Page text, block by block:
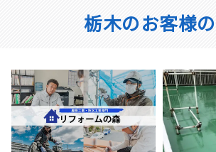
栃木のお客様